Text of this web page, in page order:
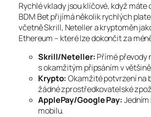
Rychlé vklady jsou klíčové, když máte
BDM Bet přijímá několik rychlých
včetně Skrill, Neteller a kryptoměn
Ethereum – které lze dokončit za
Skrill/Neteller: Přímé převody
s okamžitým připsáním v
Krypto: Okamžité potvrzení na
žádné zprostředkovatelské
ApplePay/Google Pay:
mobilu.